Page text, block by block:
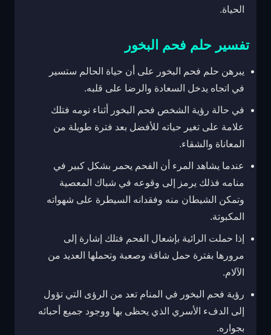
الحياة.
تفسير حلم فحم البخور
يبرهن حلم فحم البخور على أن حياة الحالم ستسير
في اتجاه يدخل السعادة والرضا على قلبه.
في حالة رؤية الشخص فحم البخور أثناء نومه فتلك
علامة على تغير حياته للأفضل بعد فترة طويلة من
المعاناة والشقاء.
عندما يشاهد المرء أن الفحم يحمر بشكل كبير في
منامه فذلك يرمز إلى وقوعه في شباك المعصية
وتمكن الشيطان منه وفقدانه السيطرة على شهواته
المكبوتة.
إذا حملت الرائية بإشعال الفحم فتلك إشارة إلى
مرورها بفترة حمل شاقة وصعبة وتحملها العديد من
الآلام.
رؤية فحم البخور في المنام تعد من الرؤى التي تؤول
إلى الدفء الأسري الذي يحظى بها ووجود جميع أحبائه
بجواره.